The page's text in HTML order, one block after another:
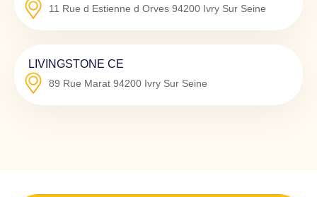
11 Rue d Estienne d Orves 94200 Ivry Sur Seine
LIVINGSTONE CE
89 Rue Marat 94200 Ivry Sur Seine